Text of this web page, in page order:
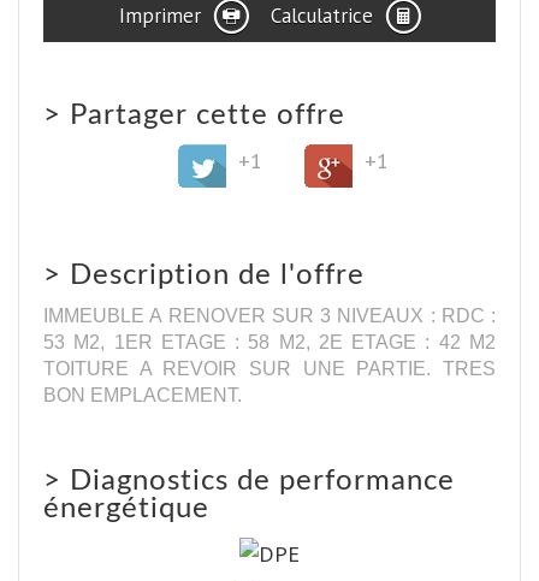
Imprimer
Calculatrice
> Partager cette offre
+1
+1
> Description de l'offre
IMMEUBLE A RENOVER SUR 3 NIVEAUX : RDC :
53 M2, 1ER ETAGE : 58 M2, 2E ETAGE : 42 M2
TOITURE A REVOIR SUR UNE PARTIE. TRES
BON EMPLACEMENT.
> Diagnostics de performance
énergétique